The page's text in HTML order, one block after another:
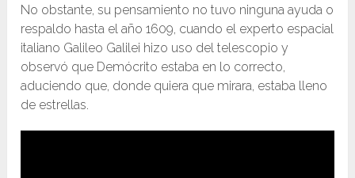
No obstante, su pensamiento no tuvo ninguna ayuda o
respaldo hasta el año 1609, cuando el experto espacial
italiano Galileo Galilei hizo uso del telescopio y
observó que Demócrito estaba en lo correcto,
aduciendo que, donde quiera que mirara, estaba lleno
de estrellas.